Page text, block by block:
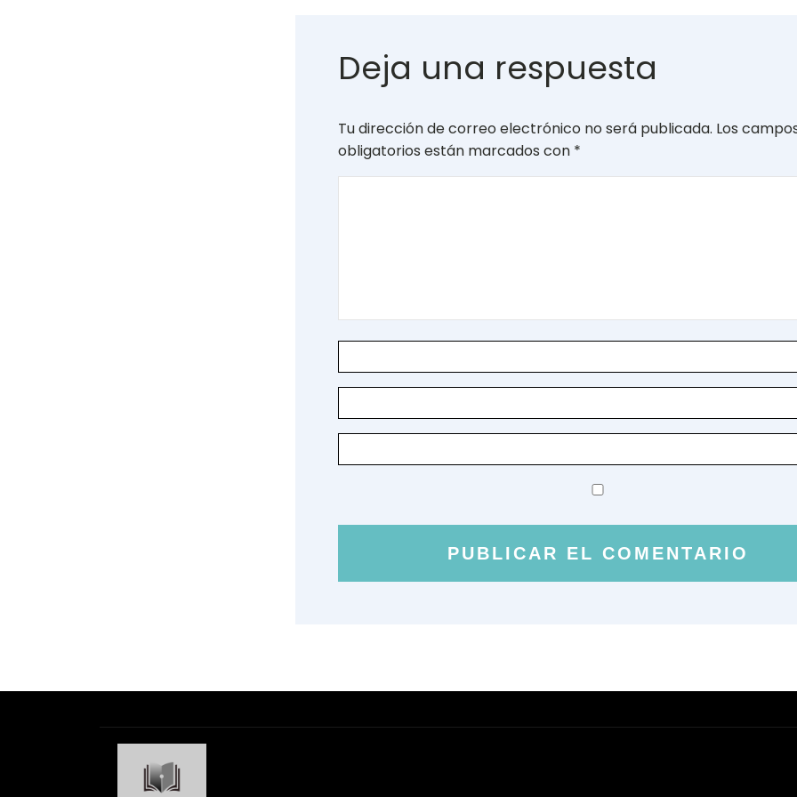
Deja una respuesta
Tu dirección de correo electrónico no será publicada. Los
obligatorios están marcados con *